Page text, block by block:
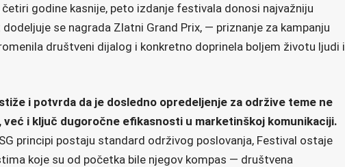
četiri godine kasnije, peto izdanje festivala donosi najvažniju
dodeljuje se nagrada Zlatni Grand Prix, — priznanje za kampanju
društveni dijalog i konkretno doprinela boljem životu ljudi i
i potvrda da je dosledno opredeljenje za održive teme ne
već i ključ dugoročne efikasnosti u marketinškoj komunikaciji.
principi postaju standard održivog poslovanja, Festival ostaje
koje su od početka bile njegov kompas — društvena